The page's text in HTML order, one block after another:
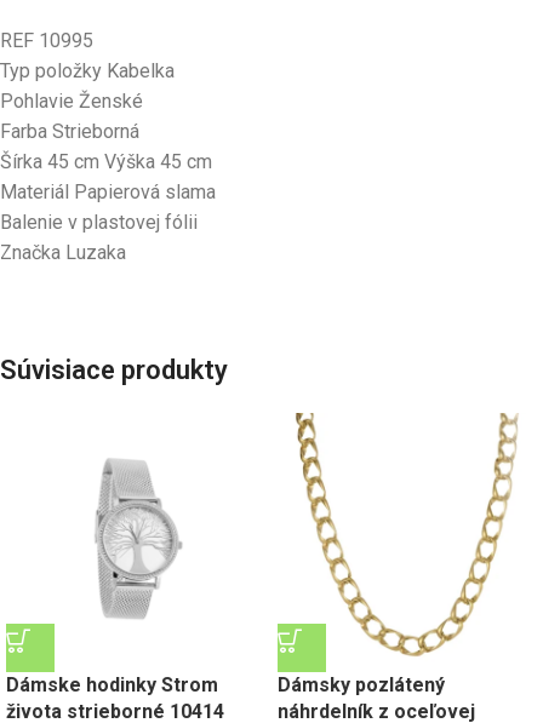
REF 10995
Typ položky Kabelka
Pohlavie Ženské
Farba Strieborná
Šírka 45 cm Výška 45 cm
Materiál Papierová slama
Balenie v plastovej fólii
Značka Luzaka
Súvisiace produkty
Dámske hodinky Strom
života strieborné 10414
Dámsky pozlátený
náhrdelník z oceľovej